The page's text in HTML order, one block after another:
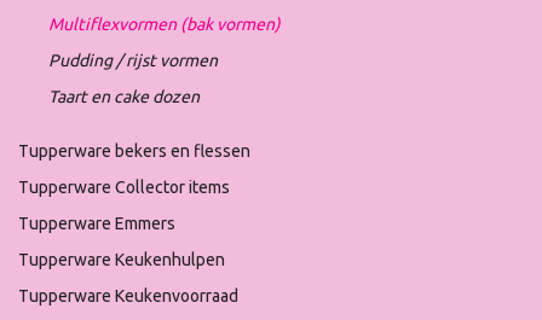
Multiflexvormen (bak vormen)
Pudding / rijst vormen
Taart en cake dozen
Tupperware bekers en flessen
Tupperware Collector items
Tupperware Emmers
Tupperware Keukenhulpen
Tupperware Keukenvoorraad